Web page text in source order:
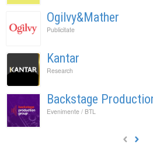
Ogilvy&Mather
Publicitate
Kantar
Research
Backstage
Evenimente / BTL